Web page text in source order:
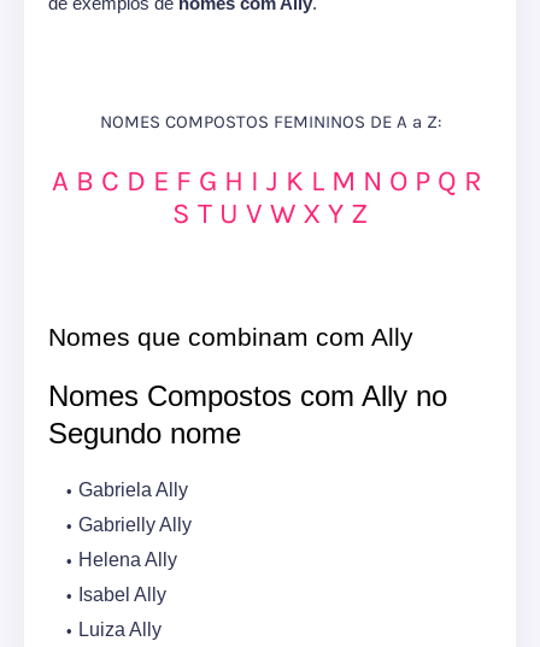
NOMES COMPOSTOS FEMININOS DE A a Z:
A B C D E F G H I J K L M N O P Q R
S T U V W X Y Z
Nomes que combinam com Ally
Nomes Compostos com Ally no
Segundo nome
Gabriela Ally
Gabrielly Ally
Helena Ally
Isabel Ally
Luiza Ally